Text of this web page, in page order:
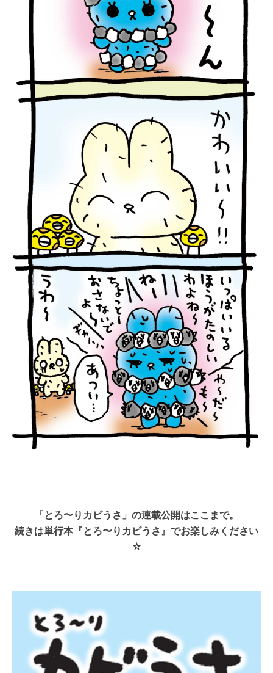
「とろ〜りカビうさ」の連載公開はここまで。
続きは単行本『とろ〜りカビうさ』でお楽しみください
☆